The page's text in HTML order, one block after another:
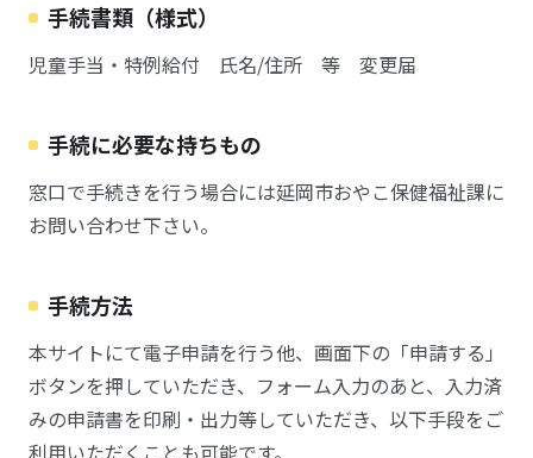
手続書類（様式）
児童手当・特例給付 氏名/住所 等 変更届
手続に必要な持ちもの
窓口で手続きを行う場合には延岡市おやこ保健福祉課に
お問い合わせ下さい。
手続方法
本サイトにて電子申請を行う他、画面下の「申請する」
ボタンを押していただき、フォーム入力のあと、入力済
みの申請書を印刷・出力等していただき、以下手段をご
利用いただくことも可能です。